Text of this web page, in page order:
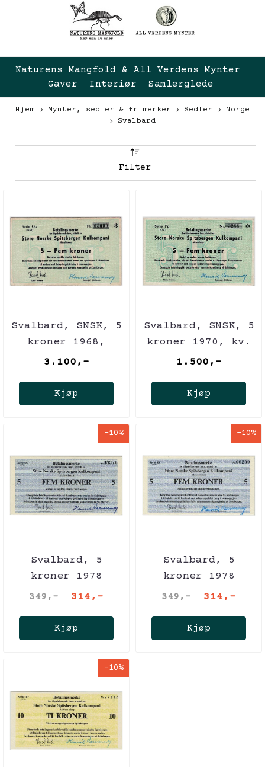
Naturens Mangfold & All Verdens Mynter 
Gaver  Interiør  Samlerglede
Hjem Mynter, sedler & frimerker Sedler
Norge
Svalbard
Filter
Svalbard, SNSK, 5
kroner 1968,
sjelden kv. pen
3.100,-
Kjøp
Svalbard, SNSK, 5
kroner 1970, kv.
god 1+
1.500,-
Kjøp
-10%
Svalbard, 5
kroner 1978
349,- 314,-
Kjøp
-10%
Svalbard, 5
kroner 1978
349,- 314,-
Kjøp
-10%